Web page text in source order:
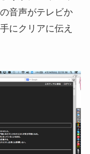
音声がテレビか
にクリアに伝え